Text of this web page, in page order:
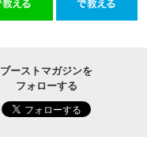
ブーストマガジンを
フォローする